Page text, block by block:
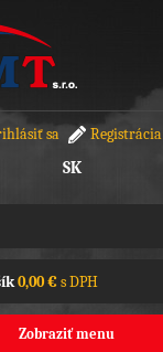
sa Registrácia
SK
0,00 €s DPH
Zobraziť menu